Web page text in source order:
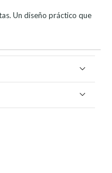
Un diseño práctico que